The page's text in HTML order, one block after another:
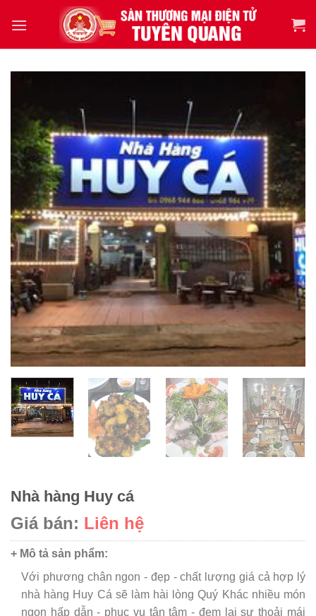
Nhà hàng Huy cá
Giá bán: Liên hệ
+ Mô tả sản phẩm:
Với phương chân ngon - đẹp - chất lượng giá cả hợp lý
nhà hàng Huy Cá sẽ làm hài lòng Quý Khác nhiều món
ngon hấp dẫn - phục vụ tận tâm - đem lại sự thoải mái